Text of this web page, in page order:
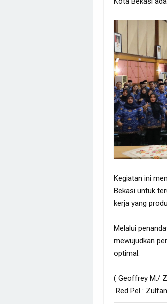
Kegiatan ini
Bekasi untuk
kerja yang
Melalui
mewujudkan
optimal.
( Geoffrey M./
Red Pel :